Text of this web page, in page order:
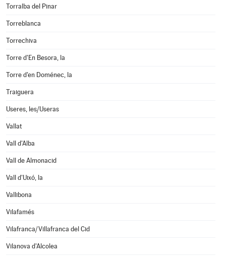
Torralba del Pinar
Torreblanca
Torrechiva
Torre d'En Besora, la
Torre d'en Doménec, la
Traiguera
Useres, les/Useras
Vallat
Vall d'Alba
Vall de Almonacid
Vall d'Uixó, la
Vallibona
Vilafamés
Vilafranca/Villafranca del Cid
Vilanova d'Alcolea